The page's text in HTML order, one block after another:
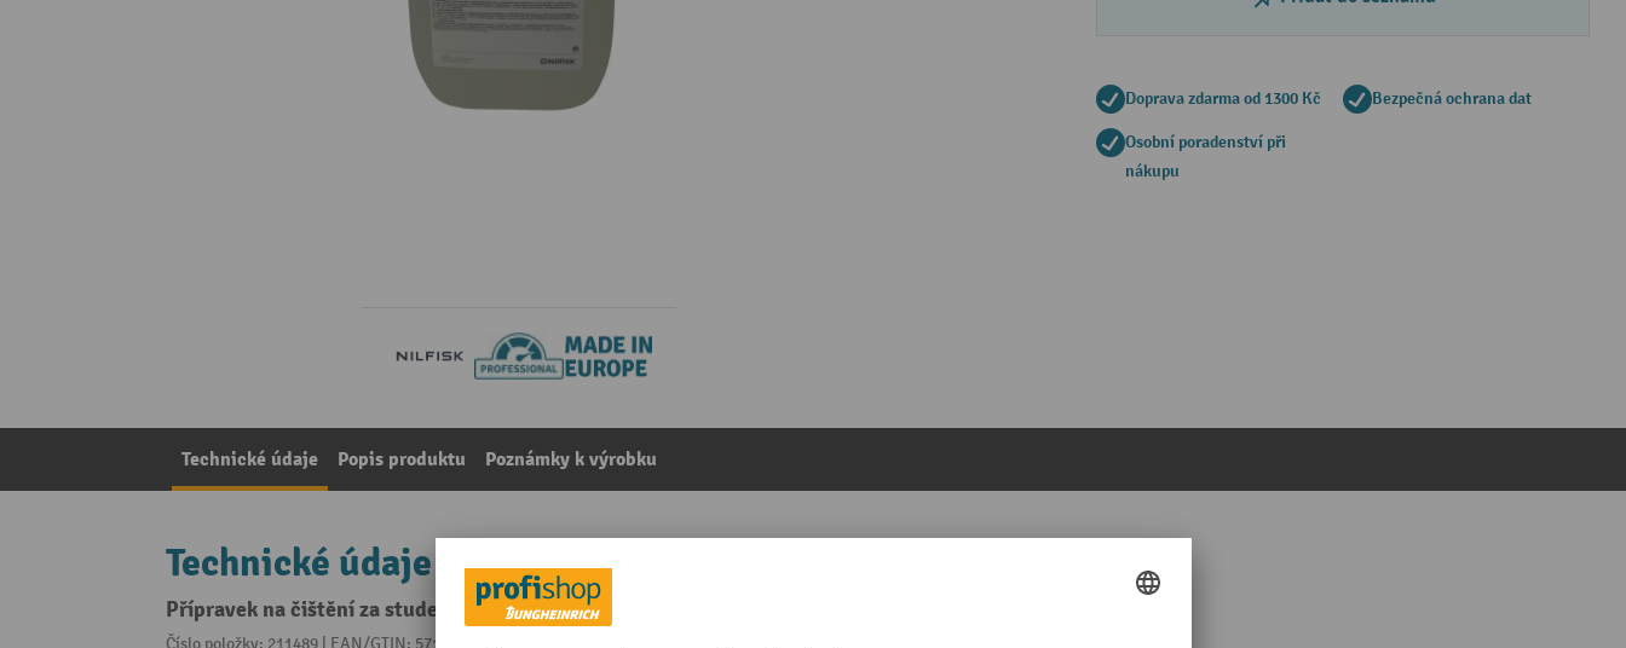
Doprava zdarma od 1300 Kč Bezpečná ochrana dat
Osobní poradenství při
nákupu
Technické údaje Popis produktu Poznámky k výrobku
Technické údaje
Přípravek na čištění za studena Nilfisk® Unikal Plus SV1, na bázi rozpouštědel, 10 litrů
Číslo položky: 211489 | EAN/GTIN: 5715492187331